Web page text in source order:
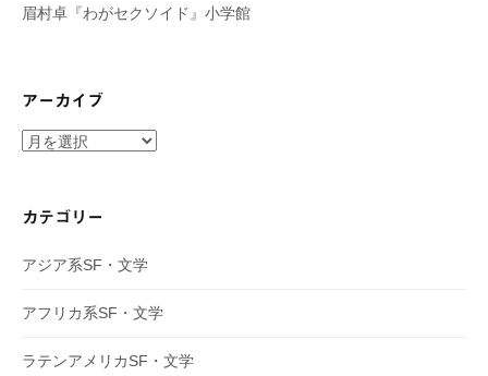
眉村卓『わがセクソイド』小学館
アーカイブ
ア
イ
カテゴリー
アジア系SF・文学
アフリカ系SF・文学
ラテンアメリカSF・文学